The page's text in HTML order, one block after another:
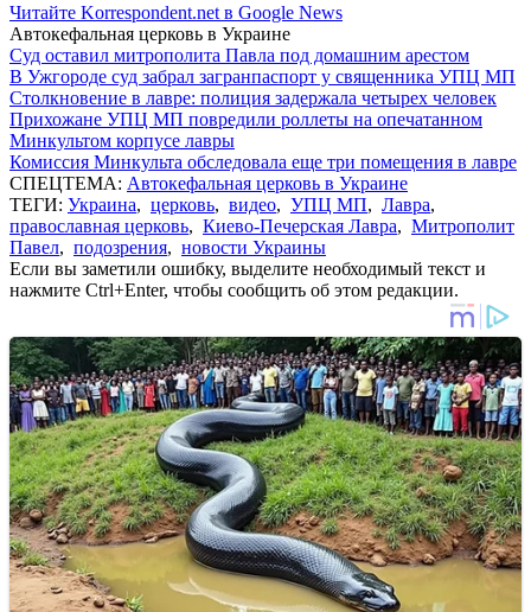
Читайте Korrespondent.net в Google News
Автокефальная церковь в Украине
Суд оставил митрополита Павла под домашним арестом
В Ужгороде суд забрал загранпаспорт у священника УПЦ МП
Столкновение в лавре: полиция задержала четырех человек
Прихожане УПЦ МП повредили роллеты на опечатанном
Минкультом корпусе лавры
Комиссия Минкульта обследовала еще три помещения в лавре
СПЕЦТЕМА: Автокефальная церковь в Украине
ТЕГИ: Украина, церковь, видео, УПЦ МП, Лавра,
православная церковь, Киево-Печерская Лавра, Митрополит
Павел, подозрения, новости Украины
Если вы заметили ошибку, выделите необходимый текст и
нажмите Ctrl+Enter, чтобы сообщить об этом редакции.